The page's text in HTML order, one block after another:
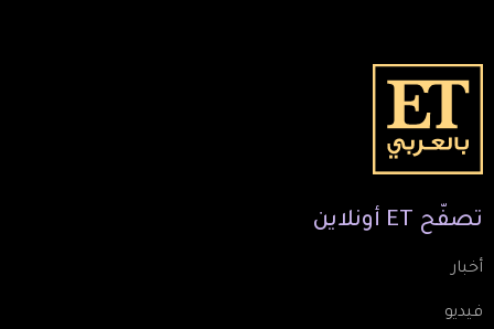
تصفّح ET أونلاين
أخبار
فيديو